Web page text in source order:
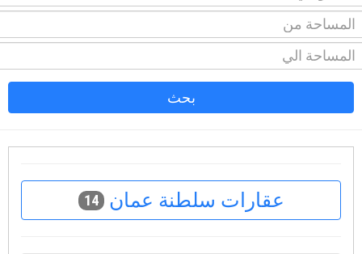
بحث
عقارات سلطنة عمان 14